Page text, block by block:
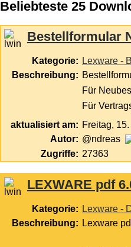
Beliebteste 25
Bestellformular
Kategorie: Lexware -
Beschreibung:
Für
Für
aktualisiert am: Freitag,
Autor: @ndreas
Zugriffe: 27363
LEXWARE pdf
Kategorie: Lexware -
Beschreibung: Lexware